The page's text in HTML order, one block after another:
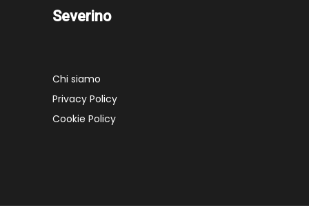
Severino
Chi siamo
Privacy Policy
Cookie Policy